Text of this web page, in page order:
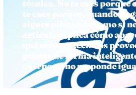
técnica. No te caes porque
te caes porque, cuando
sigues pilotando como si
artículo explica cómo
qué errores técnicos
pilotar de forma
cuerpo ya no responde